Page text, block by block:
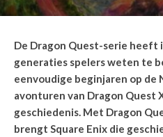
De Dragon Quest-serie heeft
generaties spelers weten te
eenvoudige beginjaren op de
avonturen van Dragon Quest
geschiedenis. Met Dragon
brengt Square Enix die